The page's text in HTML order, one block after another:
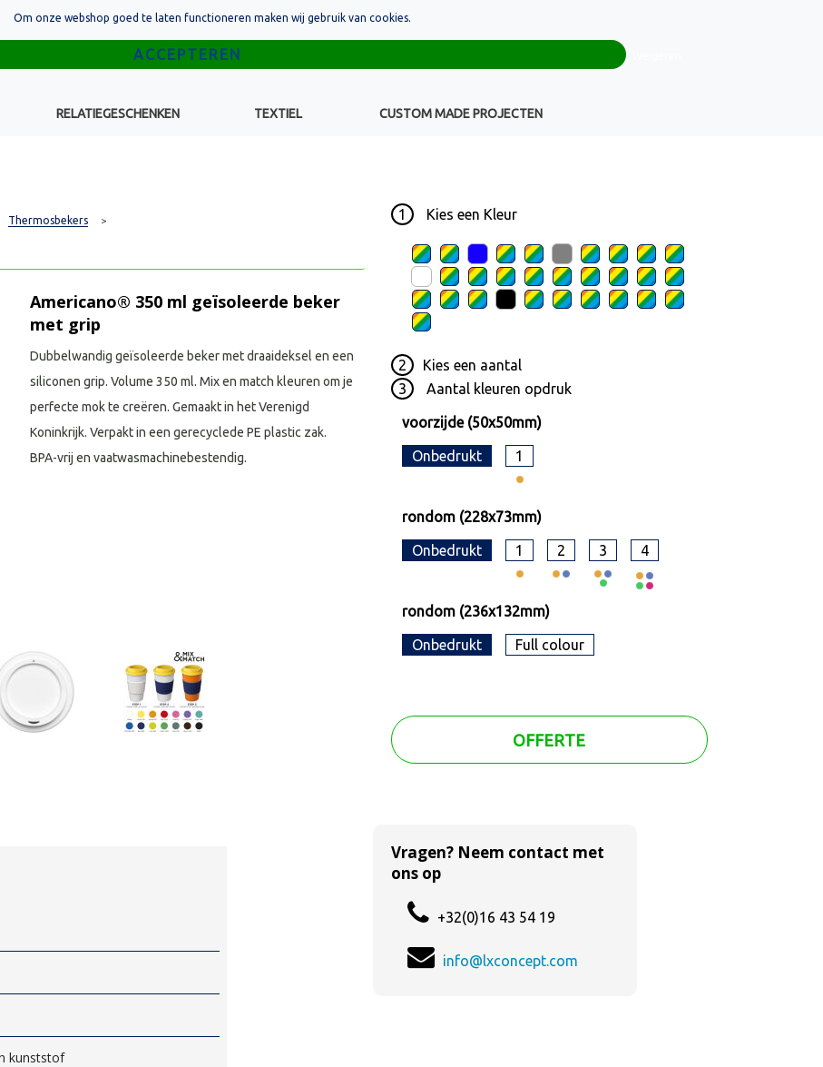
+32(0)16 43 54 19
RELATIEGESCHENKEN TEXTIEL CUSTOM MADE PROJECTEN
Thermosbekers > 1 Kies een Kleur
2 Kies een aantal
3
Aantal kleuren opdruk
voorzijde (50x50mm)
Onbedrukt 1
rondom (228x73mm)
Onbedrukt 1 2 3 4
rondom (236x132mm)
Onbedrukt Full colour
OFFERTE
Americano® 350 ml geïsoleerde beker
met grip
Dubbelwandig geïsoleerde beker met draaideksel en een
siliconen grip. Volume 350 ml. Mix en match kleuren om je
perfecte mok te creëren. Gemaakt in het Verenigd
Koninkrijk. Verpakt in een gerecyclede PE plastic zak.
BPA-vrij en vaatwasmachinebestendig.
kunststof
Vragen? Neem contact met
ons op
+32(0)16 43 54 19
info@lxconcept.com
Om onze webshop goed te laten functioneren maken wij gebruik van cookies.